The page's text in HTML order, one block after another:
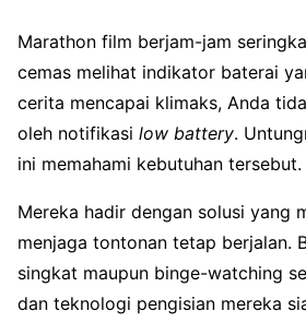
Marathon film berjam-jam
cemas melihat indikator baterai
cerita mencapai klimaks, Anda
oleh notifikasi low battery.
ini memahami kebutuhan tersebut.
Mereka hadir dengan solusi yang
menjaga tontonan tetap berjalan.
singkat maupun binge-watching
dan teknologi pengisian mereka